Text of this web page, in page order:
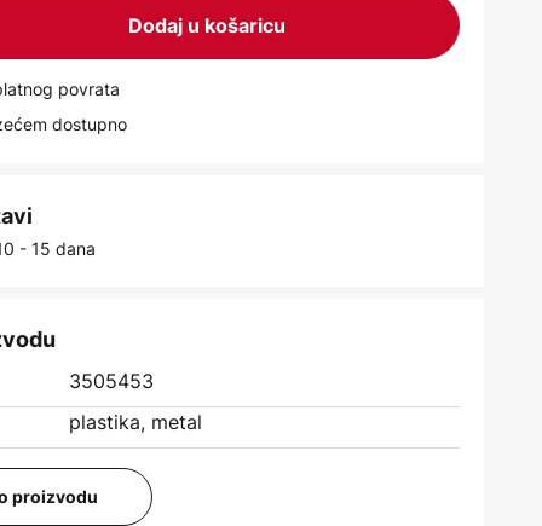
Dodaj u košaricu
povrata
dostupno
- 15 dana
3505453
plastika, metal
proizvodu